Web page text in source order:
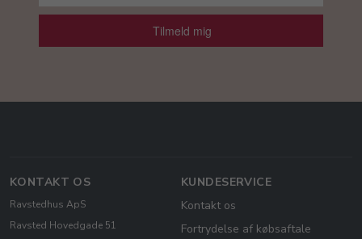
Tilmeld mig
KONTAKT OS
Ravstedhus ApS
Ravsted Hovedgade 51
KUNDESERVICE
Kontakt os
Fortrydelse af købsaftale